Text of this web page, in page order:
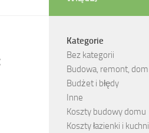
Kategorie
Bez kategorii
Budowa, remont, dom
Budżet i błędy
Inne
Koszty budowy domu
Koszty łazienki i kuchni